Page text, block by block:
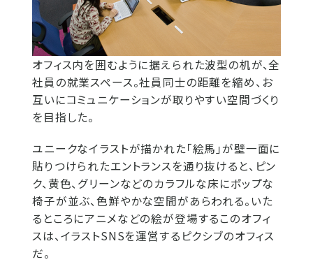
オフィス内を囲むように据えられた波型の机が、全
社員の就業スペース。社員同士の距離を縮め、お
互いにコミュニケーションが取りやすい空間づくり
を目指した。
ユニークなイラストが描かれた「絵馬」が壁一面に
貼りつけられたエントランスを通り抜けると、ピン
ク、黄色、グリーンなどのカラフルな床にポップな
椅子が並ぶ、色鮮やかな空間があらわれる。いた
るところにアニメなどの絵が登場するこのオフィ
スは、イラストSNSを運営するピクシブのオフィス
だ。